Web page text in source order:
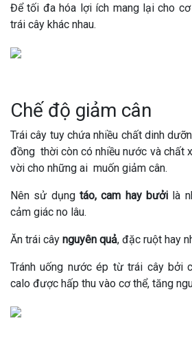
Để tối đa hóa lợi ích mang lại cho cơ
trái cây khác nhau.
Chế độ giảm cân
Trái cây tuy chứa nhiều chất dinh
đồng thời còn có nhiều nước và chất
vời cho những ai muốn giảm cân.
Nên sử dụngtáo, cam hay bưởi là
cảm giác no lâu.
Ăn trái cây nguyên quả, đặc ruột hay
Tránh uống nước ép từ trái cây bởi
calo được hấp thu vào cơ thể, tăng